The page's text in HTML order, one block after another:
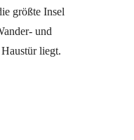
größte Insel
und
liegt.